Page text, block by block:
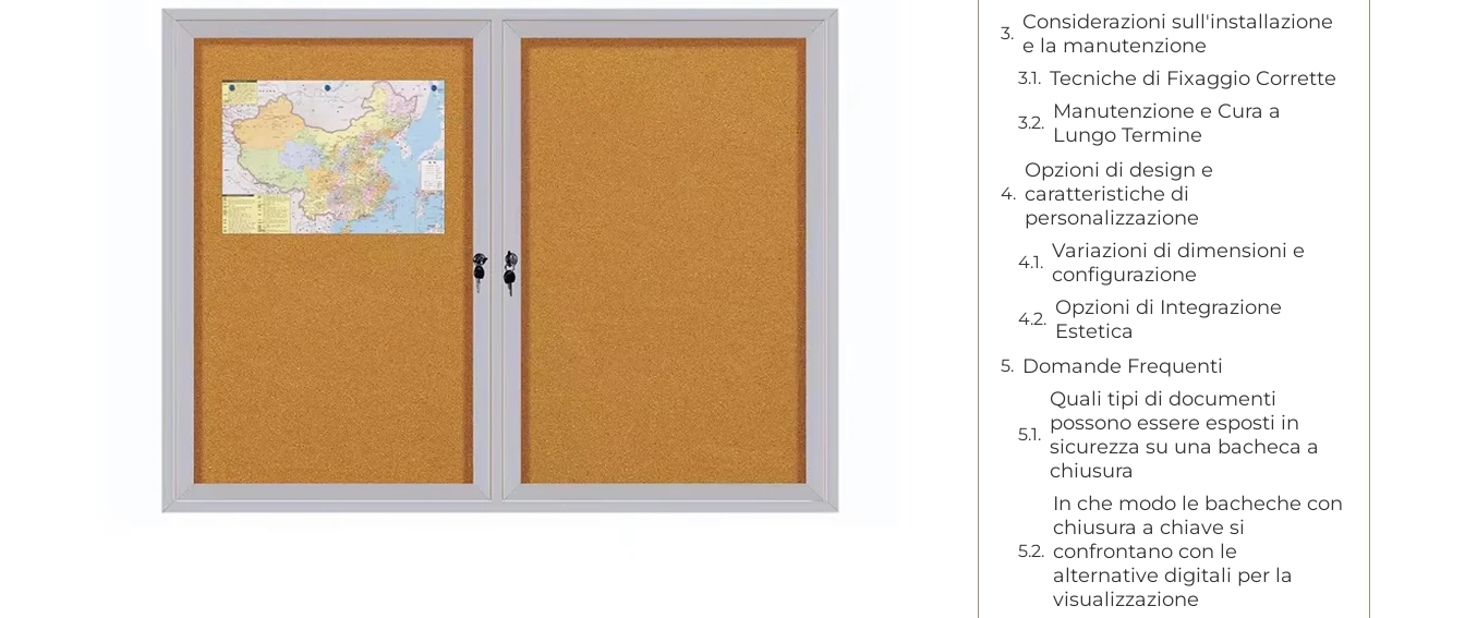
Considerazioni sull'installazione
e la manutenzione
Tecniche di Fixaggio Corrette
Manutenzione e Cura a
Lungo Termine
Opzioni di design e
caratteristiche di
personalizzazione
Variazioni di dimensioni e
configurazione
Opzioni di Integrazione
Estetica
Domande Frequenti
Quali tipi di documenti
possono essere esposti in
sicurezza su una bacheca a
chiusura
In che modo le bacheche con
chiusura a chiave si
confrontano con le
alternative digitali per la
visualizzazione